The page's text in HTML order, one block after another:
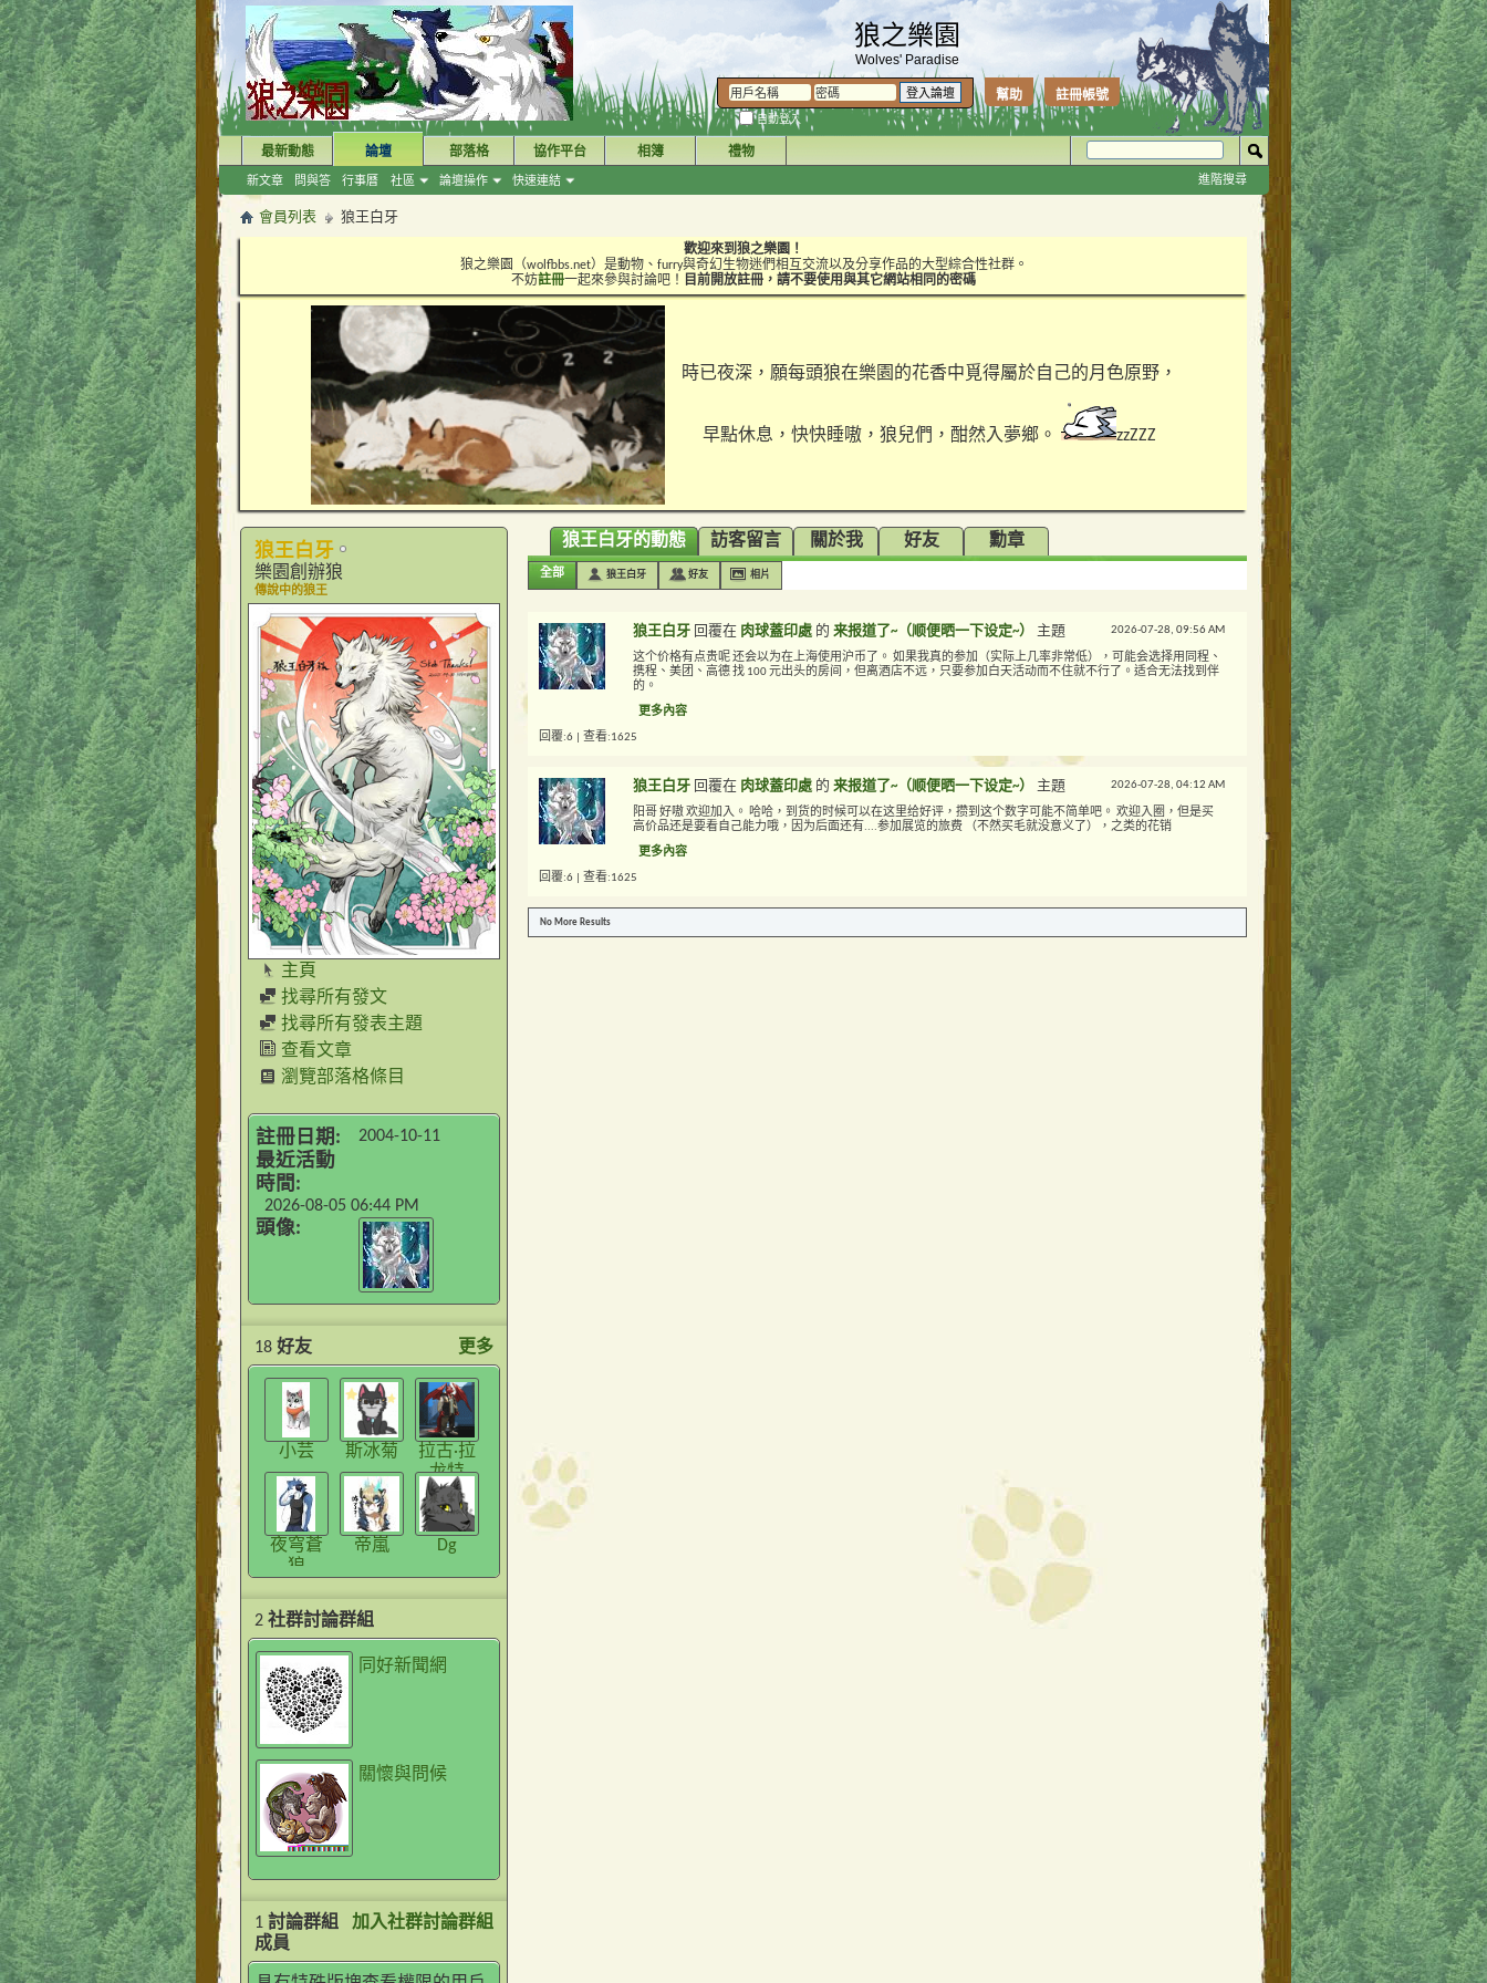
狼之樂園
Wolves' Paradise
註冊帳號
幫助
自動登入
最新動態 論壇
新文章 問與答 行事曆 社區 論壇操作 快速連結
部落格 協作平台 相簿 禮物
進階搜尋
會員列表 狼王白牙
歡迎來到狼之樂園！
狼之樂園（wolfbbs.net）是動物、furry與奇幻生物迷們相互交流以及分享作品的大型綜合性社群。
不妨註冊一起來參與討論吧！ 目前開放註冊，請不要使用與其它網站相同的密碼
時已夜深，願每頭狼在樂園的花香中覓得屬於自己的月色原野，
早點休息，快快睡嗷，狼兒們，酣然入夢鄉。 zzZZZ
狼王白牙
樂園創辦狼
傳說中的狼王
主頁
找尋所有發文
找尋所有發表主題
查看文章
瀏覽部落格條目
註冊日期 2004-10-11
最近活動
時間
2026-08-05 06:44 PM
頭像
更多
18 好友
小芸 斯冰菊
拉古·拉
龙特
夜穹蒼
狼
帝嵐 Dg
2 社群討論群組
同好新聞網
關懷與問候
加入社群討論群組
1 討論群組
成員
狼王白牙的動態 訪客留言 關於我 好友 勳章
全部 狼王白牙 好友 相片
2026-07-28, 09:56 AM
狼王白牙 回覆在 肉球蓋印處 的 来报道了~（顺便晒一下设定~） 主題
这个价格有点贵呢 还会以为在上海使用沪币了。 如果我真的参加（实际上几率非常低），可能会选择用同程、
携程、美团、高德 找 100 元出头的房间，但离酒店不远，只要参加白天活动而不住就不行了。适合无法找到伴
的。
更多內容
回覆:6 | 查看:1625
2026-07-28, 04:12 AM
狼王白牙 回覆在 肉球蓋印處 的 来报道了~（顺便晒一下设定~） 主題
阳哥 好嗷 欢迎加入。 哈哈，到货的时候可以在这里给好评，攒到这个数字可能不简单吧。 欢迎入圈，但是买
高价品还是要看自己能力哦，因为后面还有....参加展览的旅费 （不然买毛就没意义了），之类的花销
更多內容
回覆:6 | 查看:1625
No More Results